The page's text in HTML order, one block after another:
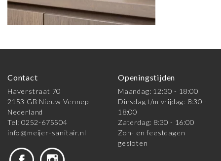
Contact
Haverstraat 70
2153 GB Nieuw-Vennep
Nederland
Tel: 0252-675504
info@meijer-sanitair.nl
Openingstijden
Maandag: 12:30 - 18:00
Dinsdag t/m vrijdag: 8:30 -
18:00
Zaterdag: 8:30 - 16:00
Zon- en feestdagen
gesloten